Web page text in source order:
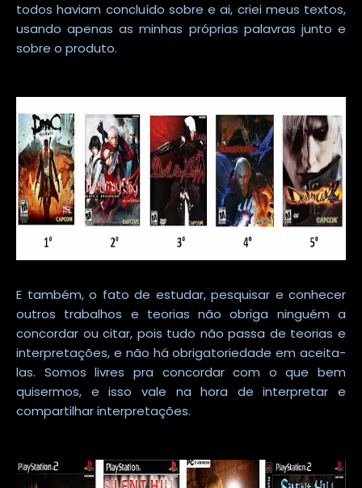
todos haviam concluído sobre e ai, criei meus textos,
usando apenas as minhas próprias palavras junto e
sobre o produto.
E também, o fato de estudar, pesquisar e conhecer
outros trabalhos e teorias não obriga ninguém a
concordar ou citar, pois tudo não passa de teorias e
interpretações, e não há obrigatoriedade em aceita-
las. Somos livres pra concordar com o que bem
quisermos, e isso vale na hora de interpretar e
compartilhar interpretações.